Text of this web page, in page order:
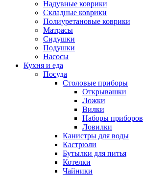
Надувные коврики
Складные коврики
Полиуретановые коврики
Матрасы
Сидушки
Подушки
Насосы
Кухня и еда
Посуда
Столовые приборы
Открывашки
Ложки
Вилки
Наборы приборов
Ловилки
Канистры для воды
Кастрюли
Бутылки для питья
Котелки
Чайники